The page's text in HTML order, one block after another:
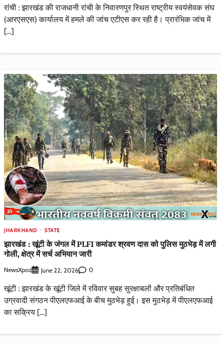
रांची : झारखंड की राजधानी रांची के निवारणपुर स्थित राष्ट्रीय स्वयंसेवक संघ
(आरएसएस) कार्यालय में हमले की जांच एटीएस कर रही है। प्रारंभिक जांच में
[…]
JHARKHAND STATE
झारखंड : खूंटी के जंगल में PLFI कमांडर श्रवण दास को पुलिस मुठभेड़ में लगी
गोली, क्षेत्र में सर्च अभियान जारी
NewsXpoz June 22, 2026 0
खूंटी : झारखंड के खूंटी जिले में रविवार सुबह सुरक्षाबलों और प्रतिबंधित
उग्रवादी संगठन पीएलएफआई के बीच मुठभेड़ हुई। इस मुठभेड़ में पीएलएफआई
का सक्रिय […]